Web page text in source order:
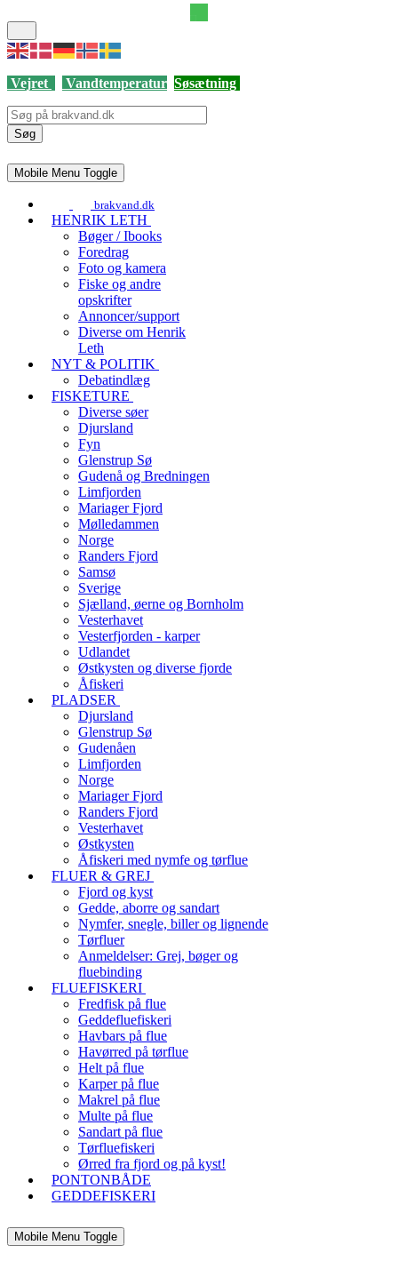
Vejret Vandtemperatur Søsætning
Søg
Mobile Menu Toggle
brakvand.dk
HENRIK LETH
Bøger / Ibooks
Foredrag
Foto og kamera
Fiske og andre
opskrifter
Annoncer/support
Diverse om Henrik
Leth
NYT & POLITIK
Debatindlæg
FISKETURE
Diverse søer
Djursland
Fyn
Glenstrup Sø
Gudenå og Bredningen
Limfjorden
Mariager Fjord
Mølledammen
Norge
Randers Fjord
Samsø
Sverige
Sjælland, øerne og Bornholm
Vesterhavet
Vesterfjorden - karper
Udlandet
Østkysten og diverse fjorde
Åfiskeri
PLADSER
Djursland
Glenstrup Sø
Gudenåen
Limfjorden
Norge
Mariager Fjord
Randers Fjord
Vesterhavet
Østkysten
Åfiskeri med nymfe og tørflue
FLUER & GREJ
Fjord og kyst
Gedde, aborre og sandart
Nymfer, snegle, biller og lignende
Tørfluer
Anmeldelser: Grej, bøger og
fluebinding
FLUEFISKERI
Fredfisk på flue
Geddefluefiskeri
Havbars på flue
Havørred på tørflue
Helt på flue
Karper på flue
Makrel på flue
Multe på flue
Sandart på flue
Tørfluefiskeri
Ørred fra fjord og på kyst!
PONTONBÅDE
GEDDEFISKERI
Mobile Menu Toggle